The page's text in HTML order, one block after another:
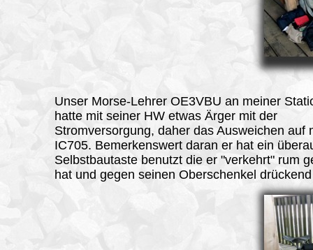
Unser Morse-Lehrer OE3VBU an meiner
hatte mit seiner HW etwas Ärger mit der
Stromversorgung, daher das Ausweichen auf
IC705. Bemerkenswert daran er hat ein
Selbstbautaste benutzt die er "verkehrt" rum
hat und gegen seinen Oberschenkel